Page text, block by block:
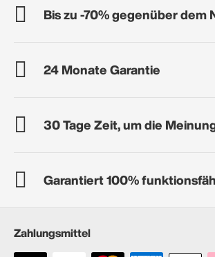
Bis zu -70% gegenüber dem
24 Monate Garantie
30 Tage Zeit, um die
Garantiert 100%
Zahlungsmittel